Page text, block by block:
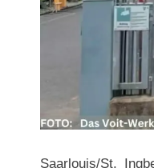
Saarlouis/St.